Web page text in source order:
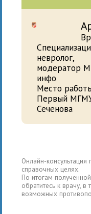
невролог,
модератор
инфо
Место
Первый
Сеченова
Онлайн-консультация
справочных целях.
По итогам полученной
обратитесь к врачу,
возможных